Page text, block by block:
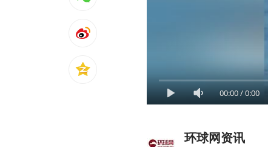
00:00/0:00
环球网资讯